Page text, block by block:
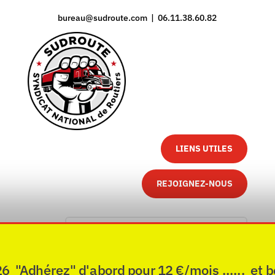
bureau@sudroute.com | 06.11.38.60.82
LIENS UTILES
REJOIGNEZ-NOUS
d'abord pour 12 €/mois ...... et